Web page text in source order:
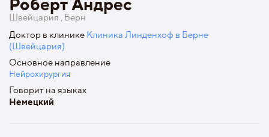
Роберт Андрес
Швейцария , Берн
Доктор в клинике Клиника Линденхоф в Берне
(Швейцария)
Основное направление
Нейрохирургия
Говорит на языках
Немецкий